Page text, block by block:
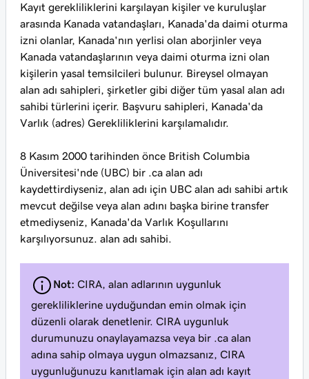
Kayıt gerekliliklerini karşılayan kişiler ve kuruluşlar
arasında Kanada vatandaşları, Kanada'da daimi oturma
izni olanlar, Kanada'nın yerlisi olan aborjinler veya
Kanada vatandaşlarının veya daimi oturma izni olan
kişilerin yasal temsilcileri bulunur. Bireysel olmayan
alan adı sahipleri, şirketler gibi diğer tüm yasal alan adı
sahibi türlerini içerir. Başvuru sahipleri, Kanada'da
Varlık (adres) Gerekliliklerini karşılamalıdır.
8 Kasım 2000 tarihinden önce British Columbia
Üniversitesi'nde (UBC) bir .ca alan adı
kaydettirdiyseniz, alan adı için UBC alan adı sahibi artık
mevcut değilse veya alan adını başka birine transfer
etmediyseniz, Kanada'da Varlık Koşullarını
karşılıyorsunuz. alan adı sahibi.
Not: CIRA, alan adlarının uygunluk
gerekliliklerine uyduğundan emin olmak için
düzenli olarak denetlenir. CIRA uygunluk
durumunuzu onaylayamazsa veya bir .ca alan
adına sahip olmaya uygun olmazsanız, CIRA
uygunluğunuzu kanıtlamak için alan adı kayıt